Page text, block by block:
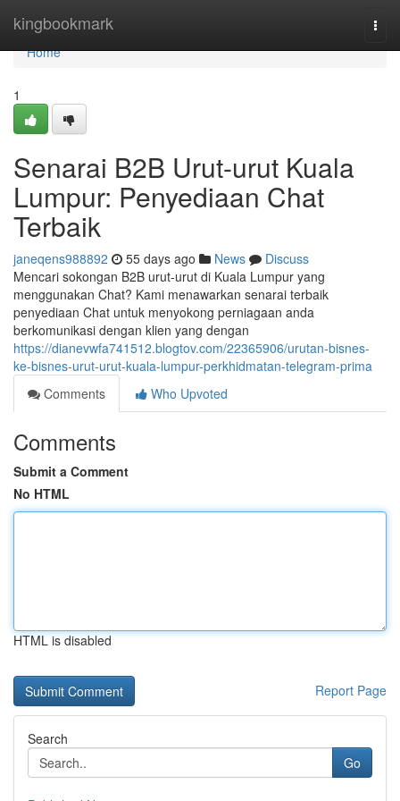
kingbookmark
Home
Home
1
Senarai B2B Urut-urut Kuala
Lumpur: Penyediaan Chat
Terbaik
janeqens988892 55 days ago News
Discuss
Mencari sokongan B2B urut-urut di Kuala Lumpur yang
menggunakan Chat? Kami menawarkan senarai terbaik
penyediaan Chat untuk menyokong perniagaan anda
berkomunikasi dengan klien yang dengan
https://dianevwfa741512.blogtov.com/22365906/urutan-bisnes-
ke-bisnes-urut-urut-kuala-lumpur-perkhidmatan-telegram-prima
Comments
Who Upvoted
Comments
Submit a Comment
No HTML
HTML is disabled
Report Page
Search
Go